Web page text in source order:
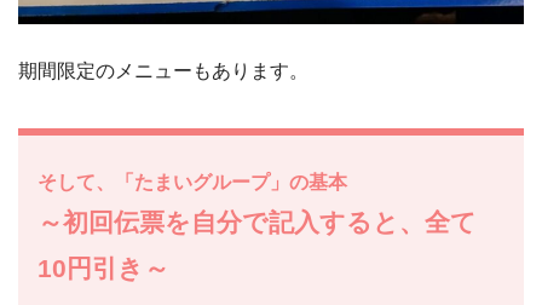
期間限定のメニューもあります。
そして、「たまいグループ」の基本
～初回伝票を自分で記入すると、全て
10円引き～